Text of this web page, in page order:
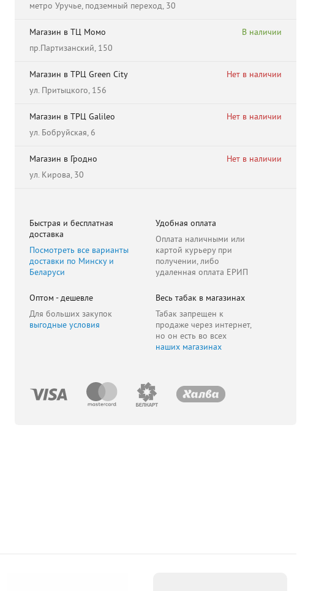
метро Уручье, подземный переход, 30
Магазин в ТЦ Момо
пр.Партизанский, 150
В наличии
Магазин в ТРЦ Green City
ул. Притыцкого, 156
Нет в наличии
Магазин в ТРЦ Galileo
ул. Бобруйская, 6
Нет в наличии
Магазин в Гродно
ул. Кирова, 30
Нет в наличии
Быстрая и бесплатная
доставка
Посмотреть все варианты
доставки по Минску и
Беларуси
Удобная оплата
Оплата наличными или
картой курьеру при
получении, либо
удаленная оплата ЕРИП
Оптом - дешевле
Для больших закупок
выгодные условия
Весь табак в магазинах
Табак запрещен к
продаже через интернет,
но он есть во всех
наших магазинах